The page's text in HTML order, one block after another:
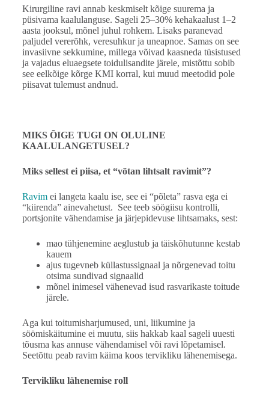
Kirurgiline ravi annab keskmiselt kõige suurema ja
püsivama kaalulanguse. Sageli 25–30% kehakaalust 1–2
aasta jooksul, mõnel juhul rohkem. Lisaks paranevad
paljudel vererõhk, veresuhkur ja uneapnoe. Samas on see
invasiivne sekkumine, millega võivad kaasneda tüsistused
ja vajadus eluaegsete toidulisandite järele, mistõttu sobib
see eelkõige kõrge KMI korral, kui muud meetodid pole
piisavat tulemust andnud.
MIKS ÕIGE TUGI ON OLULINE
KAALULANGETUSEL?
Miks sellest ei piisa, et “võtan lihtsalt ravimit”?
Ravimei langeta kaalu ise, see ei “põleta” rasva ega ei
“kiirenda” ainevahetust. See teeb söögiisu kontrolli,
portsjonite vähendamise ja järjepidevuse lihtsamaks, sest:
mao tühjenemine aeglustub ja täiskõhutunne kestab
kauem
ajus tugevneb küllastussignaal ja nõrgenevad toitu
otsima sundivad signaalid
mõnel inimesel vähenevad isud rasvarikaste toitude
järele.
Aga kui toitumisharjumused, uni, liikumine ja
söömiskäitumine ei muutu, siis hakkab kaal sageli uuesti
tõusma kas annuse vähendamisel või ravi lõpetamisel.
Seetõttu peab ravim käima koos tervikliku lähenemisega.
Tervikliku lähenemise roll